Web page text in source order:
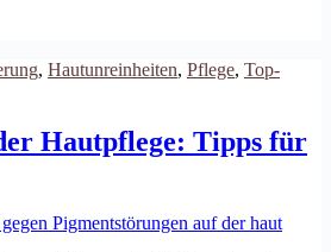
, Hautunreinheiten, Pflege, Top-
Hautpflege: Tipps für